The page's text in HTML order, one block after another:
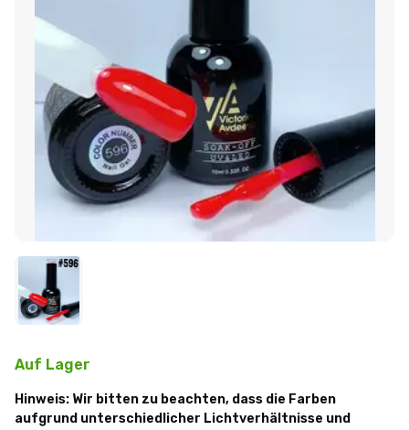
Auf Lager
Hinweis: Wir bitten zu beachten, dass die Farben
aufgrund unterschiedlicher Lichtverhältnisse und